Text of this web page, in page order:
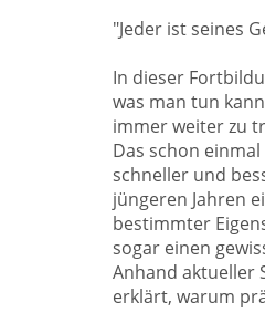
"Jeder ist seines
In dieser
was man tun
immer weiter zu
Das schon
schneller und
jüngeren Jahren
bestimmter
sogar einen
Anhand aktueller
erklärt, warum